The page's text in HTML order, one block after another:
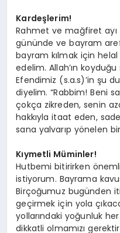
Kardeşlerim!
Rahmet ve mağfiret ayı
gününde ve bayram
bayram kılmak için
edelim. Allah’ın koyduğu
Efendimiz (s.a.s)’in şu
diyelim. “Rabbim! Beni
çokça zikreden, senin
hakkıyla itaat eden,
sana yalvarıp yönelen
Kıymetli Müminler!
Hutbemi bitirirken
istiyorum. Bayrama
Birçoğumuz bugünden
geçirmek için yola
yollarındaki yoğunluk
dikkatli olmamızı